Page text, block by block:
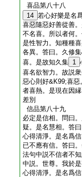
喜品第八十八
14 若心好樂是名
喜惡隨惡好善從善
不名喜。所以者何
是性智力。知種種
各異。答曰。久修
喜。是故知久集 1
喜名欲智力。故説
惡心則好&K99;喜
者喜熱。是現在因
差別
信品第八十九
必定是信相。問曰
疑。是名慧相。答
心得清淨。是名爲
已不應有信。答曰
法句中説不信者不
中説。世尊。我於
心得清淨。是名爲